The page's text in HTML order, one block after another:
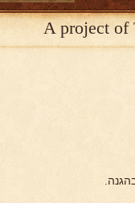
A project of